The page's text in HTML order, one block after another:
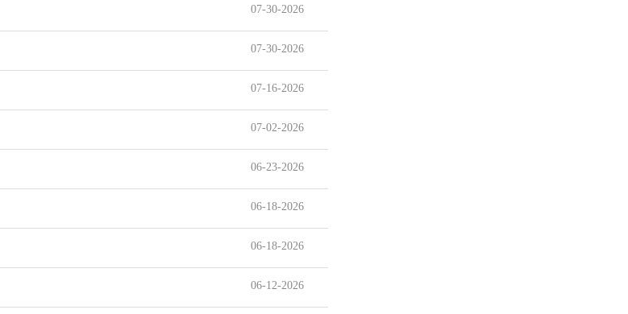
07-30-2026
07-30-2026
07-16-2026
07-02-2026
06-23-2026
06-18-2026
06-18-2026
06-12-2026